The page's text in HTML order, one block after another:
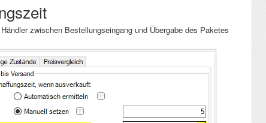
zwischen Bestellungseingang und Übergabe des Paketes